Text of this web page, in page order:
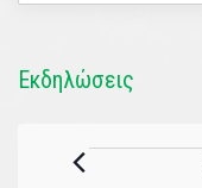
Εκδηλώσεις